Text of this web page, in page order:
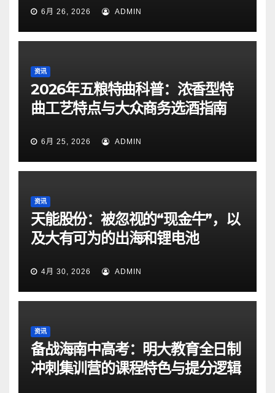
6月 26, 2026 ADMIN
资讯
2026年五粮特曲科普：浓香型特
曲工艺特点与大众商务选酒指南
6月 25, 2026 ADMIN
资讯
天能股份：被忽视的“现金牛”，以
及大有可为的出海和锂电池
4月 30, 2026 ADMIN
资讯
备战海南中高考：明大教育全日制
冲刺集训营的课程特色与提分逻辑